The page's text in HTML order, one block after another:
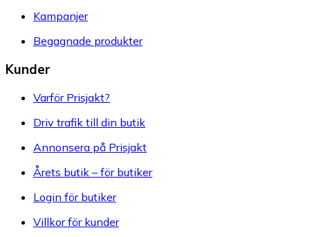
Kampanjer
Begagnade produkter
Kunder
Varför Prisjakt?
Driv trafik till din butik
Annonsera på Prisjakt
Årets butik – för butiker
Login för butiker
Villkor för kunder